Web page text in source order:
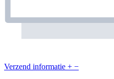
Verzend informatie + −